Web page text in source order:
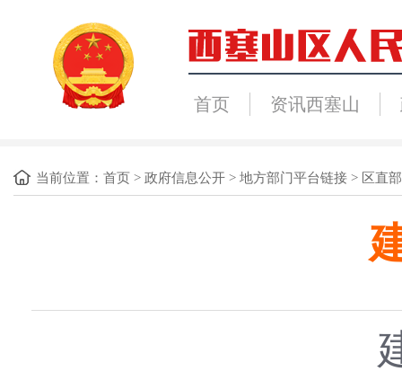
首页 资讯西塞山
当前位置： 首页 > 政府信息公开 > 地方部门平台链接 > 区直